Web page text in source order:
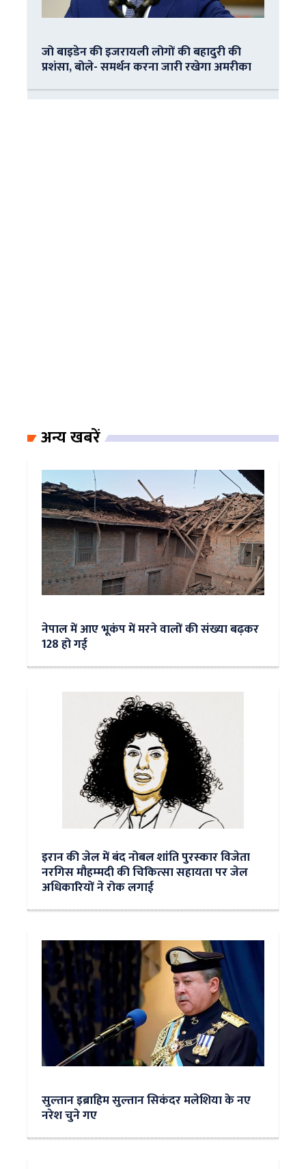
जो बाइडेन की इजरायली लोगों की बहादुरी की
प्रशंसा, बोले- समर्थन करना जारी रखेगा अमरीका
अन्य खबरें
नेपाल में आए भूकंप में मरने वालों की संख्या बढ़कर
128 हो गई
इरान की जेल में बंद नोबल शांति पुरस्‍कार विजेता
नरगिस मौहम्‍मदी की चिकित्‍सा सहायता पर जेल
अधिकारियों ने रोक लगाई
सुल्‍तान इब्राहिम सुल्तान सिकंदर मलेशिया के नए
नरेश चुने गए